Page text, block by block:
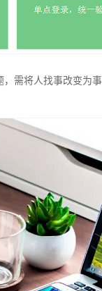
，需将人找事改变